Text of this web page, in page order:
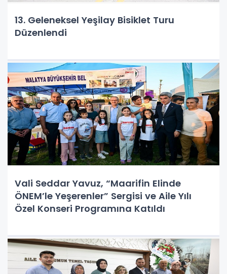
13. Geleneksel Yeşilay Bisiklet Turu
Düzenlendi
Vali Seddar Yavuz, “Maarifin Elinde
ÖNEM’le Yeşerenler” Sergisi ve Aile Yılı
Özel Konseri Programına Katıldı